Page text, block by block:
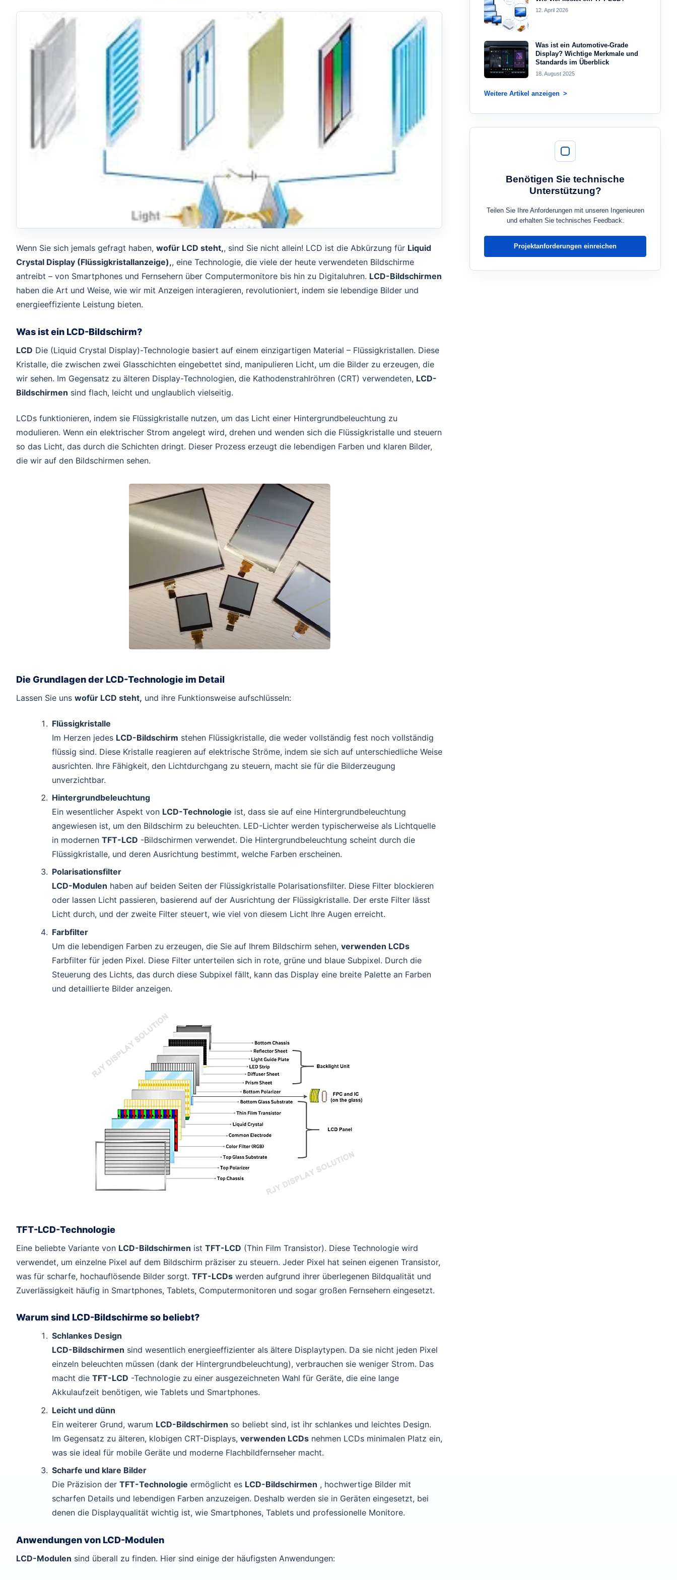
Wenn Sie sich jemals gefragt haben, wofür LCD steht,, sind Sie nicht allein! LCD ist die Abkürzung für Liquid
Crystal Display (Flüssigkristallanzeige),, eine Technologie, die viele der heute verwendeten Bildschirme
antreibt – von Smartphones und Fernsehern über Computermonitore bis hin zu Digitaluhren. LCD-Bildschirmen
haben die Art und Weise, wie wir mit Anzeigen interagieren, revolutioniert, indem sie lebendige Bilder und
energieeffiziente Leistung bieten.
Was ist ein LCD-Bildschirm?
LCD Die (Liquid Crystal Display)-Technologie basiert auf einem einzigartigen Material – Flüssigkristallen. Diese
Kristalle, die zwischen zwei Glasschichten eingebettet sind, manipulieren Licht, um die Bilder zu erzeugen, die
wir sehen. Im Gegensatz zu älteren Display-Technologien, die Kathodenstrahlröhren (CRT) verwendeten, LCD-
Bildschirmen sind flach, leicht und unglaublich vielseitig.
LCDs funktionieren, indem sie Flüssigkristalle nutzen, um das Licht einer Hintergrundbeleuchtung zu
modulieren. Wenn ein elektrischer Strom angelegt wird, drehen und wenden sich die Flüssigkristalle und steuern
so das Licht, das durch die Schichten dringt. Dieser Prozess erzeugt die lebendigen Farben und klaren Bilder,
die wir auf den Bildschirmen sehen.
Die Grundlagen der LCD-Technologie im Detail
Lassen Sie uns wofür LCD steht, und ihre Funktionsweise aufschlüsseln:
Flüssigkristalle
Im Herzen jedes LCD-Bildschirm stehen Flüssigkristalle, die weder vollständig fest noch vollständig
flüssig sind. Diese Kristalle reagieren auf elektrische Ströme, indem sie sich auf unterschiedliche Weise
ausrichten. Ihre Fähigkeit, den Lichtdurchgang zu steuern, macht sie für die Bilderzeugung
unverzichtbar.
Hintergrundbeleuchtung
Ein wesentlicher Aspekt von LCD-Technologie ist, dass sie auf eine Hintergrundbeleuchtung
angewiesen ist, um den Bildschirm zu beleuchten. LED-Lichter werden typischerweise als Lichtquelle
in modernen TFT-LCD -Bildschirmen verwendet. Die Hintergrundbeleuchtung scheint durch die
Flüssigkristalle, und deren Ausrichtung bestimmt, welche Farben erscheinen.
Polarisationsfilter
LCD-Modulen haben auf beiden Seiten der Flüssigkristalle Polarisationsfilter. Diese Filter blockieren
oder lassen Licht passieren, basierend auf der Ausrichtung der Flüssigkristalle. Der erste Filter lässt
Licht durch, und der zweite Filter steuert, wie viel von diesem Licht Ihre Augen erreicht.
Farbfilter
Um die lebendigen Farben zu erzeugen, die Sie auf Ihrem Bildschirm sehen, verwenden LCDs
Farbfilter für jeden Pixel. Diese Filter unterteilen sich in rote, grüne und blaue Subpixel. Durch die
Steuerung des Lichts, das durch diese Subpixel fällt, kann das Display eine breite Palette an Farben
und detaillierte Bilder anzeigen.
TFT-LCD-Technologie
Eine beliebte Variante von LCD-Bildschirmen ist TFT-LCD (Thin Film Transistor). Diese Technologie wird
verwendet, um einzelne Pixel auf dem Bildschirm präziser zu steuern. Jeder Pixel hat seinen eigenen Transistor,
was für scharfe, hochauflösende Bilder sorgt. TFT-LCDs werden aufgrund ihrer überlegenen Bildqualität und
Zuverlässigkeit häufig in Smartphones, Tablets, Computermonitoren und sogar großen Fernsehern eingesetzt.
Warum sind LCD-Bildschirme so beliebt?
Schlankes Design
LCD-Bildschirmen sind wesentlich energieeffizienter als ältere Displaytypen. Da sie nicht jeden Pixel
einzeln beleuchten müssen (dank der Hintergrundbeleuchtung), verbrauchen sie weniger Strom. Das
macht die TFT-LCD -Technologie zu einer ausgezeichneten Wahl für Geräte, die eine lange
Akkulaufzeit benötigen, wie Tablets und Smartphones.
Leicht und dünn
Ein weiterer Grund, warum LCD-Bildschirmen so beliebt sind, ist ihr schlankes und leichtes Design.
Im Gegensatz zu älteren, klobigen CRT-Displays, verwenden LCDsnehmen LCDs minimalen Platz ein,
was sie ideal für mobile Geräte und moderne Flachbildfernseher macht.
Scharfe und klare Bilder
Die Präzision der TFT-Technologie ermöglicht es LCD-Bildschirmen , hochwertige Bilder mit
scharfen Details und lebendigen Farben anzuzeigen. Deshalb werden sie in Geräten eingesetzt, bei
denen die Displayqualität wichtig ist, wie Smartphones, Tablets und professionelle Monitore.
Anwendungen von LCD-Modulen
LCD-Modulen sind überall zu finden. Hier sind einige der häufigsten Anwendungen:
12. April 2026
Was ist ein Automotive-Grade
Display? Wichtige Merkmale und
Standards im Überblick
18. August 2025
Weitere Artikel anzeigen
Benötigen Sie technische
Unterstützung?
Teilen Sie Ihre Anforderungen mit unseren Ingenieuren
und erhalten Sie technisches Feedback.
Projektanforderungen einreichen